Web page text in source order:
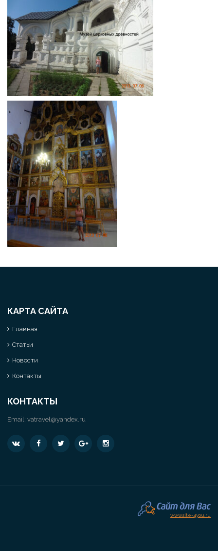
КАРТА САЙТА
Главная
Статьи
Новости
Контакты
КОНТАКТЫ
Email: vatravel@yandex.ru
www.site-4you.ru